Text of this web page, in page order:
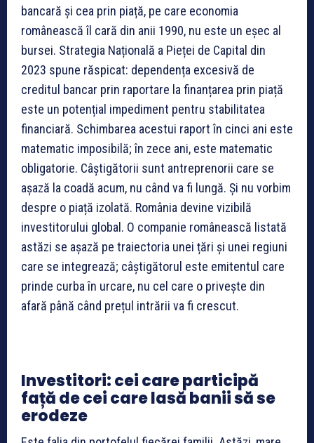
bancară și cea prin piață, pe care economia
românească îl cară din anii 1990, nu este un eșec al
bursei. Strategia Națională a Pieței de Capital din
2023 spune răspicat: dependența excesivă de
creditul bancar prin raportare la finanțarea prin piață
este un potențial impediment pentru stabilitatea
financiară. Schimbarea acestui raport în cinci ani este
matematic imposibilă; în zece ani, este matematic
obligatorie. Câștigătorii sunt antreprenorii care se
așază la coadă acum, nu când va fi lungă. Și nu vorbim
despre o piață izolată. România devine vizibilă
investitorului global. O companie românească listată
astăzi se așază pe traiectoria unei țări și unei regiuni
care se integrează; câștigătorul este emitentul care
prinde curba în urcare, nu cel care o privește din
afară până când prețul intrării va fi crescut.
Investitori: cei care participă
față de cei care lasă banii să se
erodeze